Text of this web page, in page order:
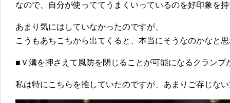
なので、自分が使っててうまくいっているのを好印象を
あまり気にはしていなかったのですが、
こうもあちこちから出てくると、本当にそうなのかなと
■Ｖ溝を押さえて風防を閉じることが可能になるクランプ
私は特にこちらを推していたのですが、あまりご存じな